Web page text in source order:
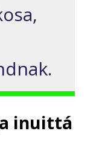
inuittá